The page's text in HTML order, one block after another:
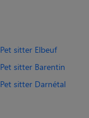
Pet sitter Elbeuf
Pet sitter Barentin
Pet sitter Darnétal